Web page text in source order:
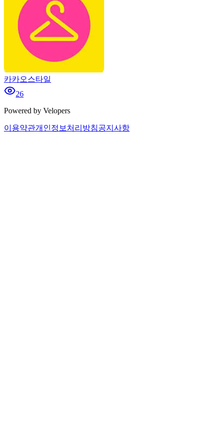
카카오스타일
26
Powered by Velopers
이용약관개인정보처리방침공지사항